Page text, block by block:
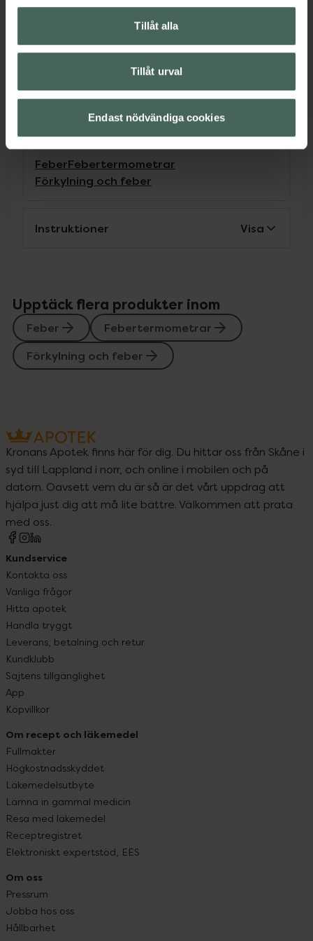
Tillåt alla
Tillåt urval
Endast nödvändiga cookies
hälsointresserade
Följa temperaturutvecklingen över tid
• Skapa temperaturhistorik för att tex dela
med läkare vid behov
Jämförpris 399 kr/st
04211125795146
Kategorier:
FeberFebertermometrar
Förkylning och feber
Instruktioner Visa
Upptäck flera produkter inom
Feber
Febertermometrar
Förkylning och feber
Kronans Apotek finns här för dig. Du hittar oss från Skåne i
syd till Lappland i norr, och online i mobilen och på
datorn. Oavsett vem du är så är det vårt uppdrag att
hjälpa just dig att må lite bättre. Välkommen att prata
med oss.
Kundservice
Kontakta oss
Vanliga frågor
Hitta apotek
Handla tryggt
Leverans, betalning och retur
Kundklubb
Sajtens tillgänglighet
App
Köpvillkor
Om recept och läkemedel
Fullmakter
Högkostnadsskyddet
Läkemedelsutbyte
Lämna in gammal medicin
Resa med läkemedel
Receptregistret
Elektroniskt expertstöd, EES
Om oss
Pressrum
Jobba hos oss
Hållbarhet